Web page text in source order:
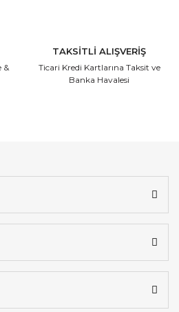
&
TAKSİTLİ ALIŞVERİŞ
Ticari Kredi Kartlarına Taksit ve
Banka Havalesi